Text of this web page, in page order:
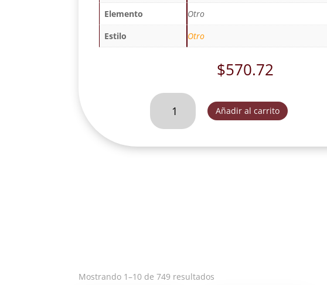
Elemento
Otro
Estilo
Otro
$570.72
QUIJOTE
SANCHO
-
Añadir al carrito
Mostrando 1–10 de 749 resultados